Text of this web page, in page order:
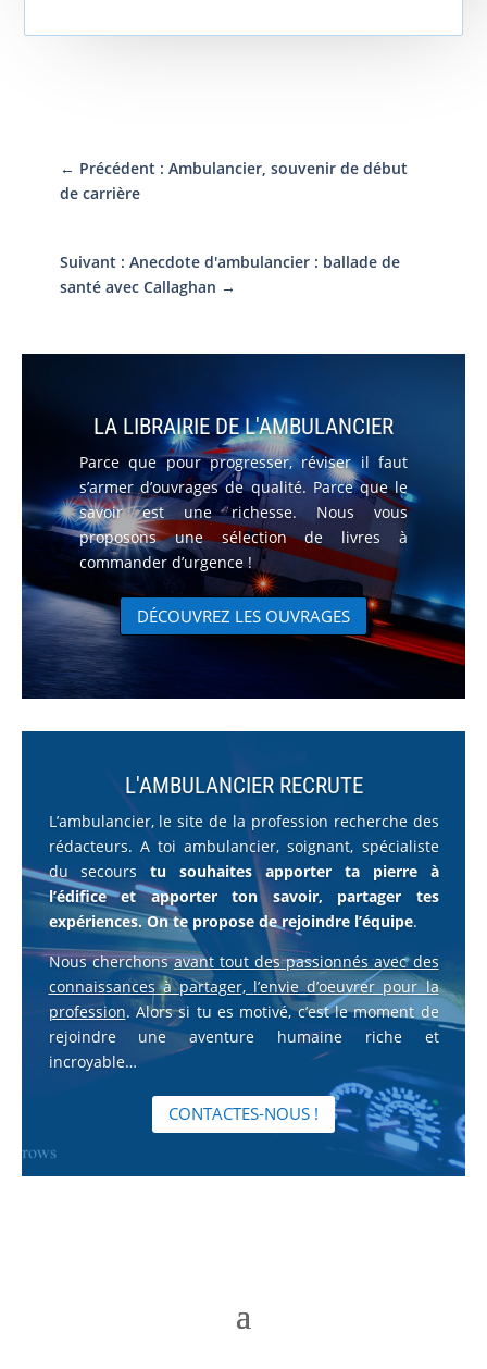
← Précédent : Ambulancier, souvenir de début
de carrière
Suivant : Anecdote d'ambulancier : ballade de
santé avec Callaghan →
LA LIBRAIRIE DE L'AMBULANCIER
Parce que pour progresser, réviser il faut
s’armer d’ouvrages de qualité. Parce que le
savoir est une richesse. Nous vous
proposons une sélection de livres à
commander d’urgence !
DÉCOUVREZ LES OUVRAGES
L'AMBULANCIER RECRUTE
L’ambulancier, le site de la profession recherche des
rédacteurs. A toi ambulancier, soignant, spécialiste
du secours tu souhaites apporter ta pierre à
l’édifice et apporter ton savoir, partager tes
expériences. On te propose de rejoindre l’équipe.
Nous cherchonsavant tout des passionnés avec des
connaissances à partager, l’envie d’oeuvrer pour la
profession. Alors si tu es motivé, c’est le moment de
rejoindre une aventure humaine riche et
incroyable…
CONTACTES-NOUS !